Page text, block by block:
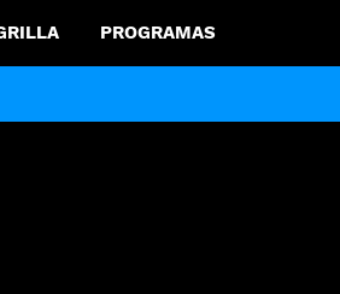
PROGRAMAS